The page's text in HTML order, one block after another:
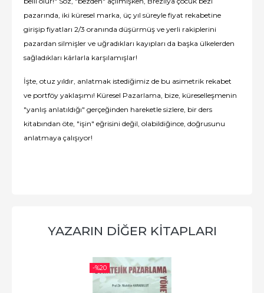
pazarında, iki küresel marka, üç yıl süreyle fiyat rekabetine
girişip fiyatları 2/3 oranında düşürmüş ve yerli rakiplerini
pazardan silmişler ve uğradıkları kayıpları da başka ülkelerden
sağladıkları kârlarla karşılamışlar!
İşte, otuz yıldır, anlatmak istediğimiz de bu asimetrik rekabet
ve portföy yaklaşımı! Küresel Pazarlama, bize, küreselleşmenin
"yanlış anlatıldığı" gerçeğinden hareketle sizlere, bir ders
kitabından öte, "işin" eğrisini değil, olabildiğince, doğrusunu
anlatmaya çalışıyor!
YAZARIN DIĞER KITAPLARI
-%20